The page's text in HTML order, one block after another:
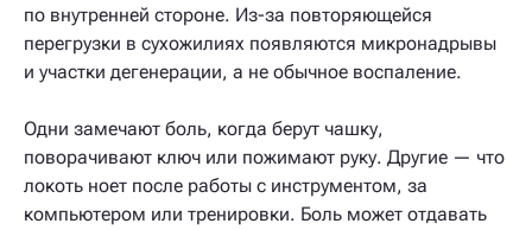
по внутренней стороне. Из-за повторяющейся
перегрузки в сухожилиях появляются микронадрывы
и участки дегенерации, а не обычное воспаление.
Одни замечают боль, когда берут чашку,
поворачивают ключ или пожимают руку. Другие — что
локоть ноет после работы с инструментом, за
компьютером или тренировки. Боль может отдавать